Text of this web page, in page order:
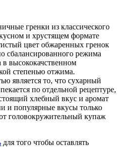
гренки из классического
и хрустящем формате
цвет обжаренных гренок
сбалансированного режима
в высококачственном
степенью отжима.
является то, что сухарный
по отдельной рецептуре,
хлебный вкус и аромат
и популярные вкусы только
головокружительный купаж
для того чтобы оставлять